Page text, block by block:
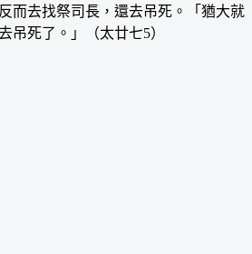
而去找祭司長，還去吊死。「猶大就
吊死了。」（太廿七5）